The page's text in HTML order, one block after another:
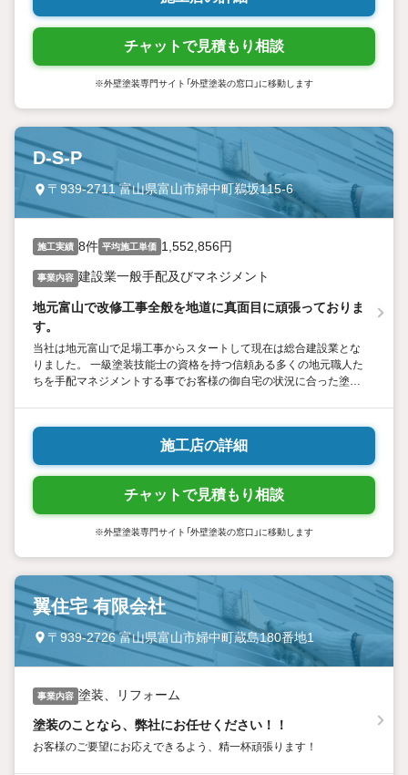
チャットで見積もり相談
※外壁塗装専門サイト「外壁塗装の窓口」に移動します
D-S-P
〒939-2711 富山県富山市婦中町鵜坂115-6
施工実績 8件 平均施工単価 1,552,856円
事業内容 建設業一般手配及びマネジメント
地元富山で改修工事全般を地道に真面目に頑張っておりま
す。
当社は地元富山で足場工事からスタートして現在は総合建設業とな
りました。 一級塗装技能士の資格を持つ信頼ある多くの地元職人た
ちを手配マネジメントする事でお客様の御自宅の状況に合った塗装
施工店の詳細
チャットで見積もり相談
※外壁塗装専門サイト「外壁塗装の窓口」に移動します
翼住宅 有限会社
〒939-2726 富山県富山市婦中町蔵島180番地1
事業内容 塗装、リフォーム
塗装のことなら、弊社にお任せください！！
お客様のご要望にお応えできるよう、精一杯頑張ります！